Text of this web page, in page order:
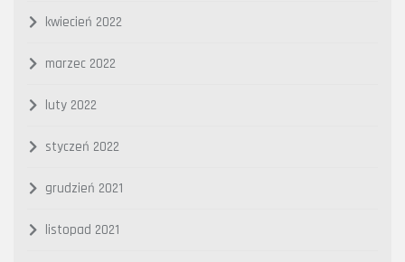
kwiecień 2022
marzec 2022
luty 2022
styczeń 2022
grudzień 2021
listopad 2021